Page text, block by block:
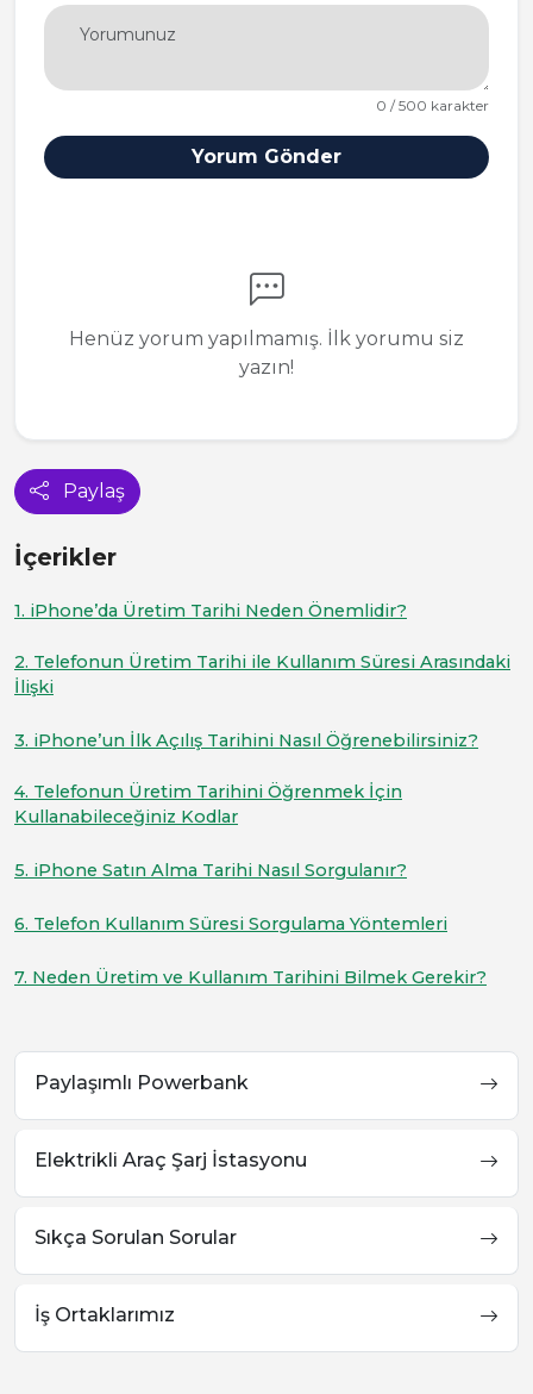
Paylaş
0 / 500 karakter
Yorum Gönder
Henüz yorum yapılmamış. İlk yorumu siz
yazın!
İçerikler
1. iPhone’da Üretim Tarihi Neden Önemlidir?
2. Telefonun Üretim Tarihi ile Kullanım Süresi Arasındaki
İlişki
3. iPhone’un İlk Açılış Tarihini Nasıl Öğrenebilirsiniz?
4. Telefonun Üretim Tarihini Öğrenmek İçin
Kullanabileceğiniz Kodlar
5. iPhone Satın Alma Tarihi Nasıl Sorgulanır?
6. Telefon Kullanım Süresi Sorgulama Yöntemleri
7. Neden Üretim ve Kullanım Tarihini Bilmek Gerekir?
Paylaşımlı Powerbank
Elektrikli Araç Şarj İstasyonu
Sıkça Sorulan Sorular
İş Ortaklarımız